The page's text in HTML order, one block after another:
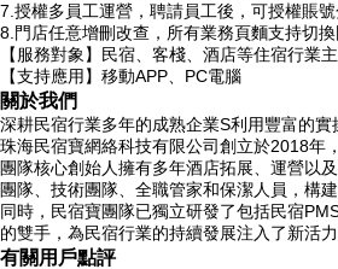
7.授權多員工運營，聘請員工後，可授權賬
8.門店任意增刪改查，所有業務頁麵支持切
【服務對象】民宿、客棧、酒店等住宿行業主
【支持應用】移動APP、PC電腦
關於我們
深耕民宿行業多年的成熟企業S利用豐富的
珠海民宿寶網絡科技有限公司創立於2018年
團隊核心創始人擁有多年酒店拓展、運營以
團隊、技術團隊、全職管家和保潔人員，構
同時，民宿寶團隊已獨立研發了包括民宿
的雙手，為民宿行業的持續發展注入了新活力
有關用戶點評